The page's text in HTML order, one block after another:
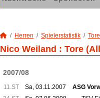
Herren Spielerstatistik Tore
Nico Weiland : Tore
2007/08
11.ST Sa, 03.11.2007 ASG